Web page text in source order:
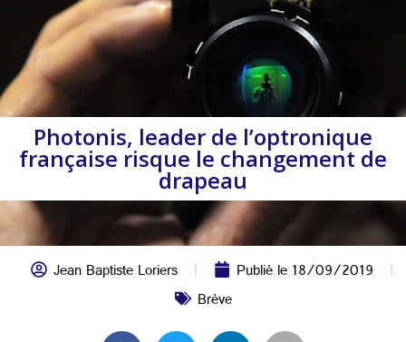
Photonis, leader de l’optronique
française risque le changement de
drapeau
Jean Baptiste Loriers Publié le18/09/2019
Brève